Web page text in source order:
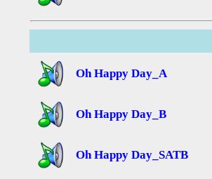
Oh Happy Day_A
Oh Happy Day_B
Oh Happy Day_SATB